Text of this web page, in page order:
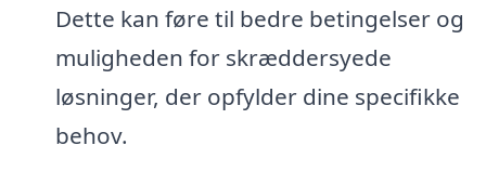
Dette kan føre til bedre betingelser og
muligheden for skræddersyede
løsninger, der opfylder dine specifikke
behov.